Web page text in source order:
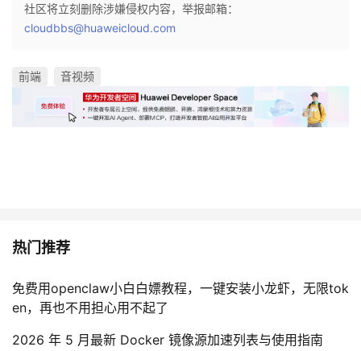
社区将立刻删除涉嫌侵权内容，举报邮箱：
cloudbbs@huaweicloud.com
前端 音视频
热门推荐
免费用openclaw小白白嫖教程，一键安装小龙虾，无限tok
en，再也不用担心用不起了
2026 年 5 月最新 Docker 镜像源加速列表与使用指南